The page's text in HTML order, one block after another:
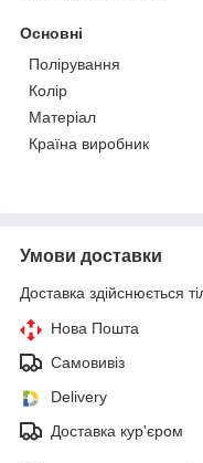
Основні
Полірування
Колір
Матеріал
Країна виробник
Умови доставки
Доставка здійснюється
Нова Пошта
Самовивіз
Delivery
Доставка кур'єром